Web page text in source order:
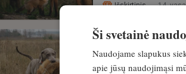
Išskirtinis 14.
Praktiški
Ši svetainė
Naudojame slapukus
apie jūsų naudojimąsi